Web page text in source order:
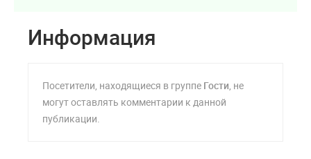
Информация
Посетители, находящиеся в группе Гости, не
могут оставлять комментарии к данной
публикации.